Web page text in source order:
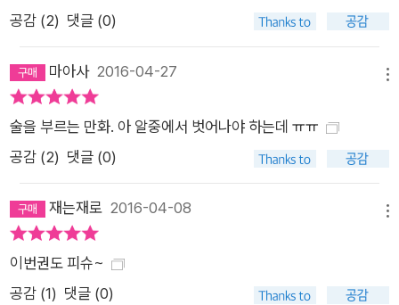
공감 (2) 댓글 (0)
마아사2016-04-27
술을 부르는 만화. 아 알중에서 벗어나야 하는데 ㅠㅠ
공감 (2) 댓글 (0)
재는재로 2016-04-08
이번권도 피슈~
공감 (1) 댓글 (0)